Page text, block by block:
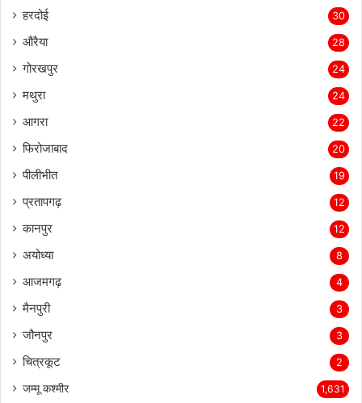
हरदोई 30
औरैया 28
गोरखपुर 24
मथुरा 24
आगरा 22
फिरोजाबाद 20
पीलीभीत 19
प्रतापगढ़ 12
कानपुर 12
अयोध्या 8
आजमगढ़ 4
मैनपुरी 3
जौनपुर 3
चित्रकूट 2
जम्मू कश्मीर 1,631